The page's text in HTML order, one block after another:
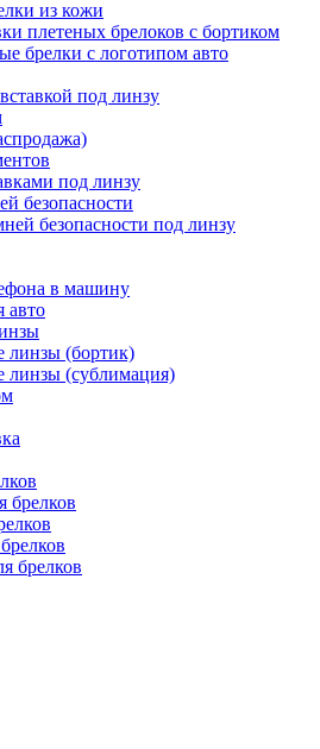
из кожи
плетеных брелоков с бортиком
брелки с логотипом авто
под линзу
под линзу
безопасности
безопасности под линзу
в машину
авто
линзы (бортик)
линзы (сублимация)
брелков
брелков